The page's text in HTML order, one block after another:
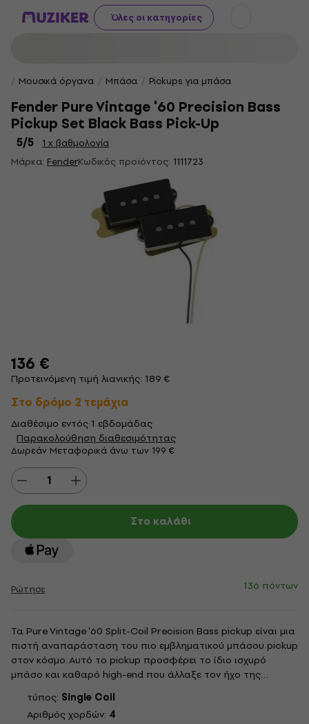
Όλες οι κατηγορίες
Μουσικά όργανα Μπάσα Pickups για μπάσα
Fender Pure Vintage '60 Precision Bass
Pickup Set Black Bass Pick-Up
5/5
1 x βαθμολογία
Μάρκα: FenderΚωδικός προϊόντος: 1111723
136 €
Προτεινόμενη τιμή λιανικής: 189 €
Στο δρόμο 2 τεμάχια
Διαθέσιμο εντός 1 εβδομάδας
Παρακολούθηση διαθεσιμότητας
Δωρεάν Μεταφορικά άνω των 199 €
Στο καλάθι
Ρώτησε 136 πόντων
Τα Pure Vintage '60 Split-Coil Precision Bass pickup είναι μια
πιστή αναπαράσταση του πιο εμβληματικού μπάσου pickup
στον κόσμο. Αυτό το pickup προσφέρει το ίδιο ισχυρό
μπάσο και καθαρό high-end που άλλαξε τον ήχο της
δημοφιλής μουσικής για πάντα. Από την κατασκευή vintage
μπομπίνας μέχρι την αυθεντική υφασμάτινη καλωδίωση της
αυθεντικής εποχής,...
τύπος: Single Coil
Αριθμός χορδών: 4